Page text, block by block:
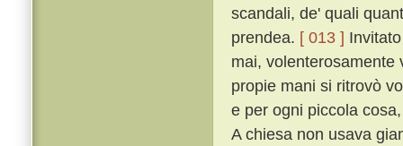
scandali, de' quali
prendea. [ 013 ]
mai, volenterosamente
propie mani si ritrovò
e per ogni piccola
A chiesa non usava